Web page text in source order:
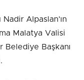
Nadir Alpaslan’ın
Malatya Valisi
Belediye Başkanı